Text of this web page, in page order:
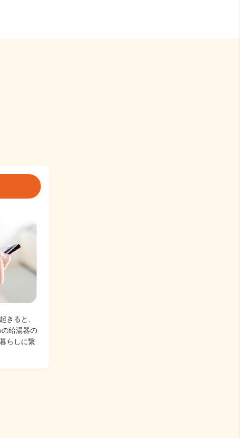
きると、
給湯器の
らしに繋